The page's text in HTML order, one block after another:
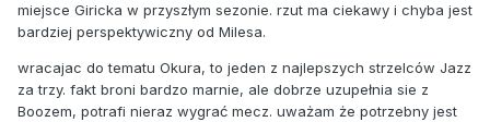
miejsce Giricka w przyszłym sezonie. rzut ma ciekawy i chyba jest
bardziej perspektywiczny od Milesa.
wracajac do tematu Okura, to jeden z najlepszych strzelców Jazz
za trzy. fakt broni bardzo marnie, ale dobrze uzupełnia sie z
Boozem, potrafi nieraz wygrać mecz. uważam że potrzebny jest